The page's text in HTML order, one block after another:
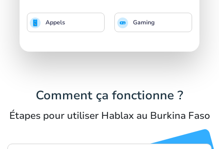
Appels Gaming
Comment ça fonctionne ?
Étapes pour utiliser Hablax au Burkina Faso